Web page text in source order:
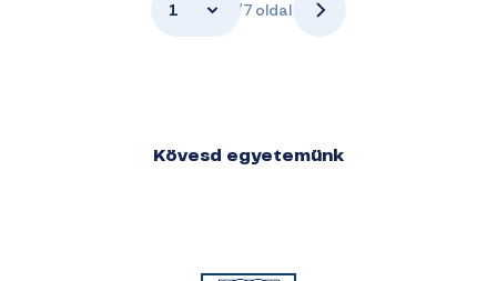
1 /7 oldal
Kövesd egyetemünk